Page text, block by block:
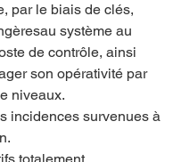
par le biais de clés,
système au
de contrôle, ainsi
son opérativité par
niveaux.
incidences survenues à